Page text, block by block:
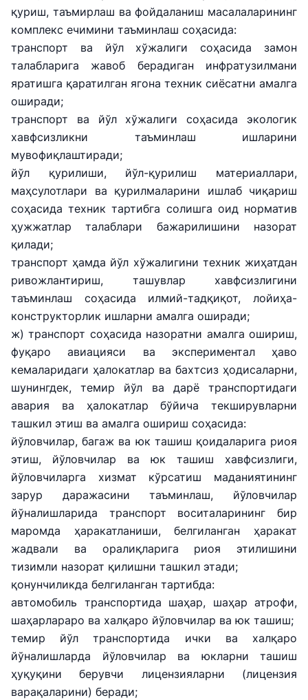
қуриш, таъмирлаш ва фойдаланиш масалаларининг
комплекс ечимини таъминлаш соҳасида:
транспорт ва йўл хўжалиги соҳасида замон
талабларига жавоб берадиган инфратузилмани
яратишга қаратилган ягона техник сиёсатни амалга
оширади;
транспорт ва йўл хўжалиги соҳасида экологик
хавфсизликни таъминлаш ишларини
мувофиқлаштиради;
йўл қурилиши, йўл-қурилиш материаллари,
маҳсулотлари ва қурилмаларини ишлаб чиқариш
соҳасида техник тартибга солишга оид норматив
ҳужжатлар талаблари бажарилишини назорат
қилади;
транспорт ҳамда йўл хўжалигини техник жиҳатдан
ривожлантириш, ташувлар хавфсизлигини
таъминлаш соҳасида илмий-тадқиқот, лойиҳа-
конструкторлик ишларни амалга оширади;
ж) транспорт соҳасида назоратни амалга ошириш,
фуқаро авиацияси ва экспериментал ҳаво
кемаларидаги ҳалокатлар ва бахтсиз ҳодисаларни,
шунингдек, темир йўл ва дарё транспортидаги
авария ва ҳалокатлар бўйича текширувларни
ташкил этиш ва амалга ошириш соҳасида:
йўловчилар, багаж ва юк ташиш қоидаларига риоя
этиш, йўловчилар ва юк ташиш хавфсизлиги,
йўловчиларга хизмат кўрсатиш маданиятининг
зарур даражасини таъминлаш, йўловчилар
йўналишларида транспорт воситаларининг бир
маромда ҳаракатланиши, белгиланган ҳаракат
жадвали ва оралиқларига риоя этилишини
тизимли назорат қилишни ташкил этади;
қонунчиликда белгиланган тартибда:
автомобиль транспортида шаҳар, шаҳар атрофи,
шаҳарлараро ва халқаро йўловчилар ва юк ташиш;
темир йўл транспортида ички ва халқаро
йўналишларда йўловчилар ва юкларни ташиш
ҳуқуқини берувчи лицензияларни (лицензия
варақаларини) беради;